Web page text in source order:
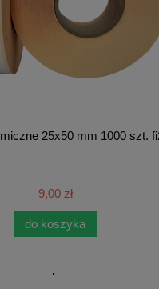
25x50 mm 1000 szt.
9,00 zł
do koszyka
.